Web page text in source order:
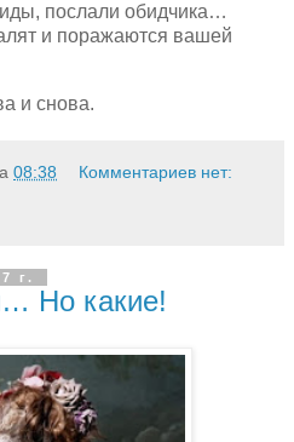
послали обидчика…
и поражаются вашей
и снова.
08:38 Комментариев нет:
г.
Но какие!